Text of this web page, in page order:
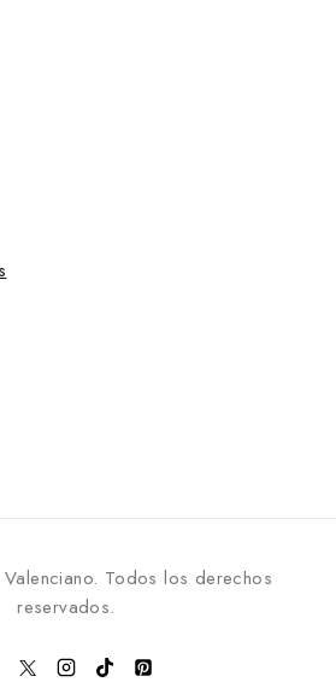
Todos los derechos
reservados.